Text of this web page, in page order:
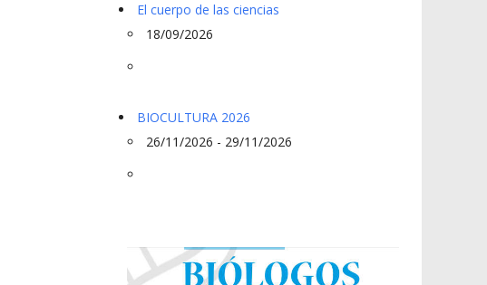
El cuerpo de las ciencias
18/09/2026
BIOCULTURA 2026
26/11/2026 - 29/11/2026